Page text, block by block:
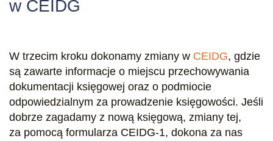
w CEIDG
W trzecim kroku dokonamy zmiany w CEIDG, gdzie
są zawarte informacje o miejscu przechowywania
dokumentacji księgowej oraz o podmiocie
odpowiedzialnym za prowadzenie księgowości. Jeśli
dobrze zagadamy z nową księgową, zmiany tej,
za pomocą formularza CEIDG-1, dokona za nas